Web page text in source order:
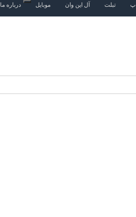
تبلت آل این وان موبایل درباره ما